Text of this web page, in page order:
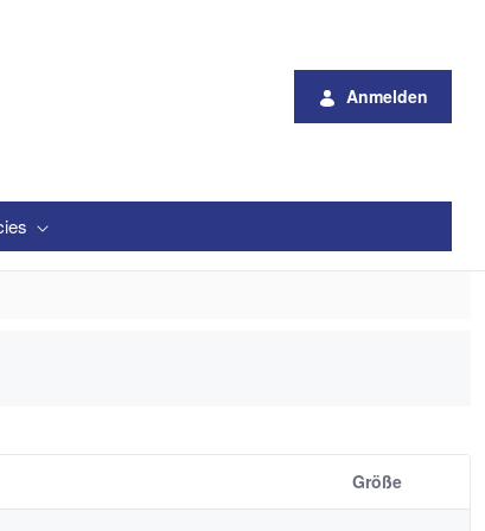
Anmelden
Größe